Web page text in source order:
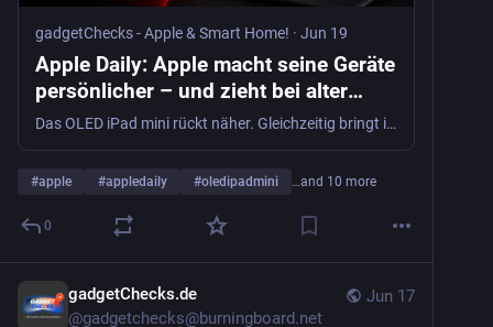
gadgetChecks - Apple & Smart Home! · Jun 19
Apple Daily: Apple macht seine Geräte
persönlicher – und zieht bei alter
Hardware neue Grenzen -
gadgetChecks - Apple & Smart Home!
Das OLED iPad mini rückt näher. Gleichzeitig bringt iOS 27 neue Funktionen, während ältere Apple-Chips neue Sicherheitsfragen aufwerfen.
#apple #appledaily #oledipadmini …and 10 more
0
Jun 17
gadgetChecks.de
@gadgetchecks@burningboard.net